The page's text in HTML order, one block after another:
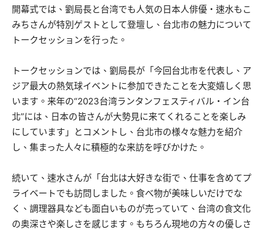
開幕式では、劉局長と台湾でも人気の日本人俳優・速水もこ
みちさんが特別ゲストとして登壇し、台北市の魅力について
トークセッションを行った。
トークセッションでは、劉局長が「今回台北市を代表し、ア
ジア最大の熱気球イベントに参加できたことを大変嬉しく思
います。来年の“2023台湾ランタンフェスティバル・イン台
北”には、日本の皆さんが大勢見に来てくれることを楽しみ
にしています」とコメントし、台北市の様々な魅力を紹介
し、集まった人々に積極的な来訪を呼びかけた。
続いて、速水さんが「台北は大好きな街で、仕事を含めてプ
ライベートでも訪問しました。食べ物が美味しいだけでな
く、調理器具なども面白いものが売っていて、台湾の食文化
の奥深さや楽しさを感じます。もちろん現地の方々の優しさ